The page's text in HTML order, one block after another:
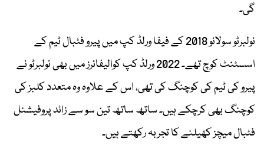
گی۔
نولبرٹو سولانو 2018 کے فیفا ورلڈ کپ میں پیرو فٹبال ٹیم کے
اسسٹنٹ کوچ تھے۔ 2022 ورلڈ کپ کوالیفائرز میں بھی نولبرٹو نے
پیرو کی ٹیم کی کوچنگ کی تھی، اس کے علاوہ وہ متعدد کلبز کی
کوچنگ بھی کرچکے ہیں۔ ساتھ ساتھ تین سو سے زائد پروفیشنل
فٹبال میچز کھیلنے کا تجربہ رکھتے ہیں۔